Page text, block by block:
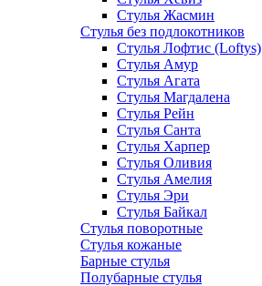
Стулья Жасмин
Стулья без подлокотников
Стулья Лофтис (Loftys)
Стулья Амур
Стулья Агата
Стулья Магдалена
Стулья Рейн
Стулья Санта
Стулья Харпер
Стулья Оливия
Стулья Амелия
Стулья Эри
Стулья Байкал
Стулья поворотные
Стулья кожаные
Барные стулья
Полубарные стулья